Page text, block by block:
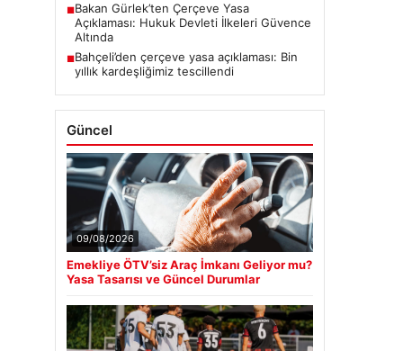
■Bakan Gürlek’ten Çerçeve Yasa
Açıklaması: Hukuk Devleti İlkeleri Güvence
Altında
■Bahçeli’den çerçeve yasa açıklaması: Bin
yıllık kardeşliğimiz tescillendi
Güncel
09/08/2026
Emekliye ÖTV’siz Araç İmkanı Geliyor mu?
Yasa Tasarısı ve Güncel Durumlar